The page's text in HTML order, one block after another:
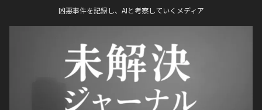
凶悪事件を記録し、AIと考察していくメディア